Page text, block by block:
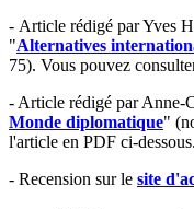
- Article rédigé par Yves
"Alternatives
75). Vous pouvez
- Article rédigé par Anne-
Monde diplomatique"
l'article en PDF ci-dessous.
- Recension sur le site